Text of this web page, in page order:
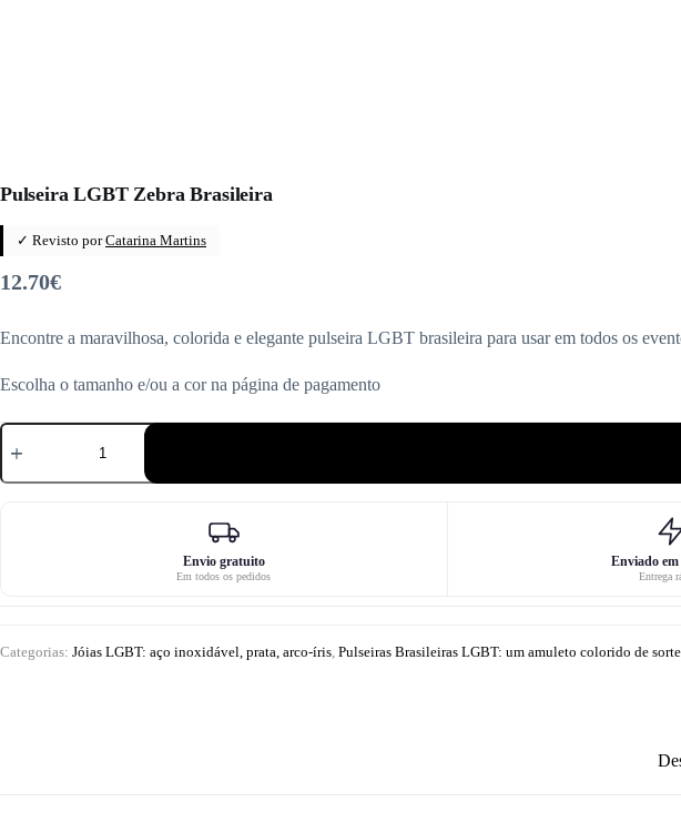
Pulseira LGBT Zebra Brasileira
✓ Revisto porCatarina Martins
12.70€
Encontre a maravilhosa, colorida e elegante pulseira LGBT brasileira para usar em todos os
Escolha o tamanho e/ou a cor na página de pagamento
Quantidade
de
LGBT
Envio gratuito
Em todos os pedidos
Enviado
Entrega
Categorias: Jóias LGBT: aço inoxidável, prata, arco-íris Pulseiras Brasileiras LGBT: um amuleto colorido de